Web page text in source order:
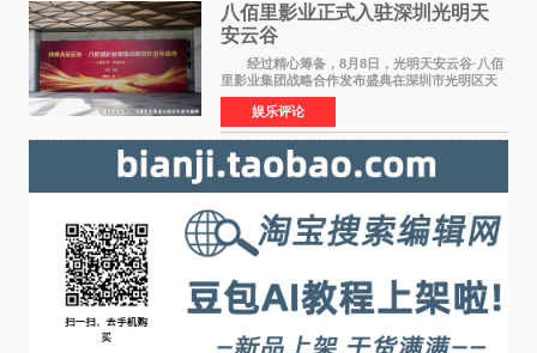
八佰里影业正式入驻深圳光明天
安云谷
经过精心筹备，8月8日，光明天安云谷·八佰
里影业集团战略合作发布盛典在深圳市光明区天
安云谷盛大举行，来自DataEye剧查查创始人
&CEO 深圳市微短剧产业协会会长汪祥斌先生、
光明区文化广电旅
娱乐评论